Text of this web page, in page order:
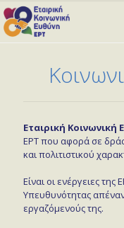
Εταιρική Κοινωνική
ΕΡΤ που αφορά σε
και πολιτιστικού
Είναι οι ενέργειες
Υπευθυνότητας
εργαζόμενούς της.